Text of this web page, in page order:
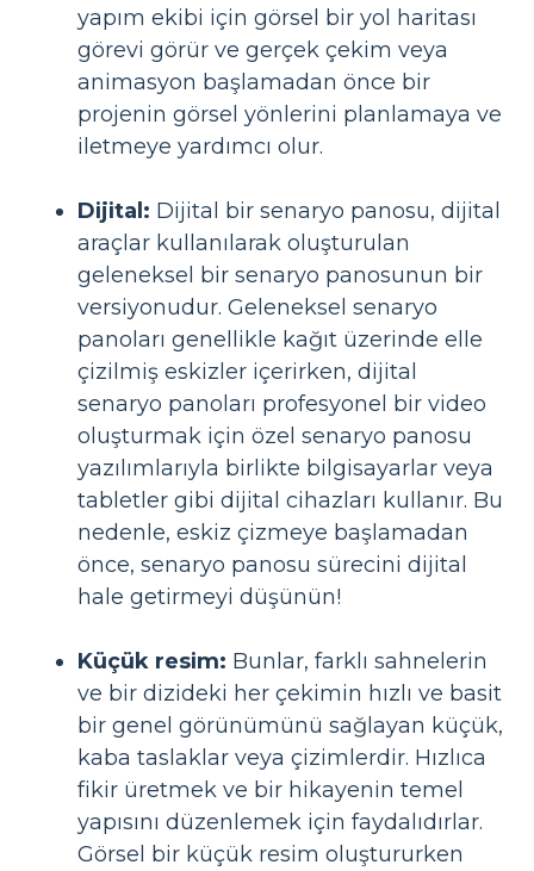
yapım ekibi için görsel bir yol haritası
görevi görür ve gerçek çekim veya
animasyon başlamadan önce bir
projenin görsel yönlerini planlamaya ve
iletmeye yardımcı olur.
Dijital: Dijital bir senaryo panosu, dijital
araçlar kullanılarak oluşturulan
geleneksel bir senaryo panosunun bir
versiyonudur. Geleneksel senaryo
panoları genellikle kağıt üzerinde elle
çizilmiş eskizler içerirken, dijital
senaryo panoları profesyonel bir video
oluşturmak için özel senaryo panosu
yazılımlarıyla birlikte bilgisayarlar veya
tabletler gibi dijital cihazları kullanır. Bu
nedenle, eskiz çizmeye başlamadan
önce, senaryo panosu sürecini dijital
hale getirmeyi düşünün!
Küçük resim: Bunlar, farklı sahnelerin
ve bir dizideki her çekimin hızlı ve basit
bir genel görünümünü sağlayan küçük,
kaba taslaklar veya çizimlerdir. Hızlıca
fikir üretmek ve bir hikayenin temel
yapısını düzenlemek için faydalıdırlar.
Görsel bir küçük resim oluştururken